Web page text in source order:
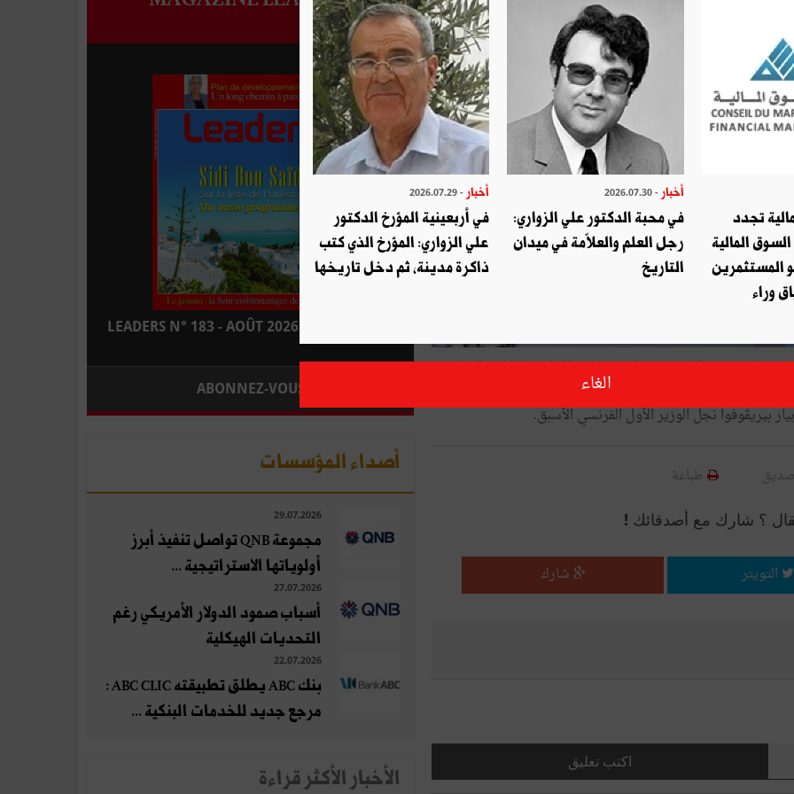
إذ يتولى فتحي المستيري رئاسة مجلس الإدارة خلفا لعبد الرزاق
الإفريقية. ويتأهب المدير العام باتريك بوبون لإنهاء فترته
طباعة
؟ شارك مع أصدقائك !
التويتر شارك
اكتب تعليق
LEADERS N° 183 - AOÛT 2026 : EN KIOSQUE
ABONNEZ-VOUS
أصداء المؤسسات
29.07.2026
مجموعة QNB تواصل تنفيذ أبرز
أولوياتها الاستراتيجية ...
27.07.2026
أسباب صمود الدولار الأمريكي رغم
التحديات الهيكلية
22.07.2026
بنك ABC يطلق تطبيقته ABC CLIC :
مرجع جديد للخدمات البنكية ...
الأخبار الأكثر قراءة
تجدد
المالية
المستثمرين
وراء
أخبار - 2026.07.30
في محبة الدكتور علي الزواري:
رجل العلم والعلاّمة في ميدان
التاريخ
أخبار - 2026.07.29
في أربعينية المؤرخ الدكتور
علي الزواري: المؤرخ الذي كتب
ذاكرة مدينة، ثم دخل تاريخها
الغاء